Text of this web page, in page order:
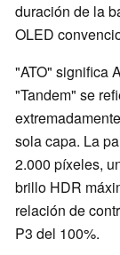
duración de la
OLED
"ATO" significa
"Tandem" se
sola capa. La
2.000 píxeles,
brillo HDR
relación de
P3 del 100%.